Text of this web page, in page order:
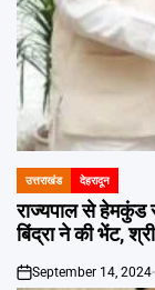
POSTED
IN
उत्तराखंड देहरादून
राज्यपाल से हेमकुंड
बिंद्रा ने की भेंट,
on
September 14, 2024